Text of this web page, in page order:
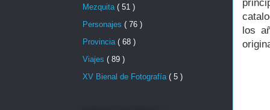
los
Mezquita ( 51 )
Personajes ( 76 )
Provincia ( 68 )
Viajes ( 89 )
XV Bienal de Fotografía ( 5 )